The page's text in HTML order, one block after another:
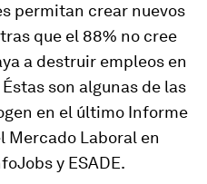
permitan crear nuevos
que el 88% no cree
a destruir empleos en
son algunas de las
en el último Informe
Mercado Laboral en
y ESADE.